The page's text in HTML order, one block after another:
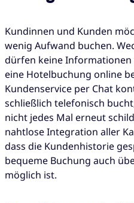
Kundinnen und Kunden
wenig Aufwand buchen.
dürfen keine Informationen
eine Hotelbuchung online
Kundenservice per Chat
schließlich telefonisch
nicht jedes Mal erneut
nahtlose Integration aller
dass die Kundenhistorie
bequeme Buchung auch
möglich ist.